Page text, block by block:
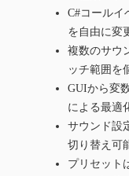
C#コールイ
を自由に変
複数のサウ
ッチ範囲を
GUIから変
による最適
サウンド設
切り替え可
プリセット